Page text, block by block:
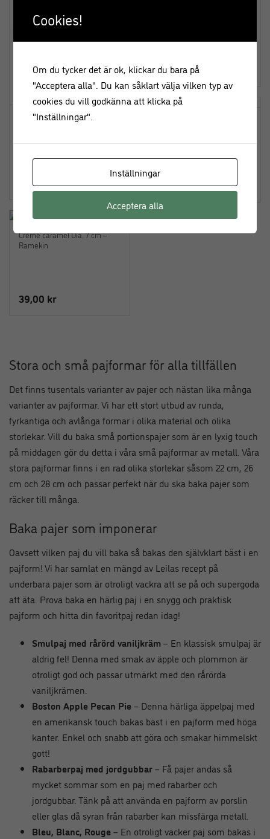
159,00kr
Creme caramel Dia. 8,5 cm –
49,00kr
KitchenCraft
169,00kr
Creme caramel Dia. 7 cm –
Ramekin
39,00 kr
Stora och små pajformar för alla tillfällen
Det finns tusentals varianter av pajer och nästan lika många
varianter av pajformar. Vi har ett stort utbud av runda,
fyrkantiga och avlånga formar i olika material och olika
storlekar. Vill du baka små portionspajer som är en lyxig touch
på middagen gör du detta i våra små pajformar av metall. Våra
stora pajformar finns i en rad olika storlekar såsom 22 cm, 26
cm och 28 cm och passar perfekt när du ska baka pajer som
räcker till många.
Baka pajer som imponerar
Oavsett vilken paj du vill baka så bakas den självklart bäst i en
pajform! Vi har samlat en mängd av Leilas recept på
underbara pajer som är otroligt vackra att se på och supergoda
att äta. Prova baka en härlig paj i en snygg och praktisk
pajform och hitta din favoritpaj redan idag!
Smulpaj med rårörd vaniljkräm– En klassisk smulpaj är
aldrig fel! Denna med smak av äpple och plommon är
otroligt god och passar utmärkt med den rårörda
vaniljkrämen.
Boston Apple Pecan Pie– Denna härliga äppelpaj med
en amerikansk touch bakas bäst i en pajform med höga
kanter. Enkel och snabb att göra och smakar himmelskt
gott!
Rabarberpaj med jordgubbar– Få pajer andas så
mycket sommar som en paj med rabarber och
jordgubbar. Tänk på att använda en pajform av porslin
eller glas då syran från rabarber kan missfärga metall.
Bleu, Blanc, Rouge– En otroligt vacker paj som bakas i
Cookies!
Om du tycker det är ok, klickar du bara på
"Acceptera alla". Du kan såklart välja vilken typ av
cookies du vill godkänna att klicka på
"Inställningar".
Inställningar
Acceptera alla